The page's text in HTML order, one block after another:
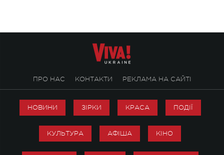
ПРО НАС КОНТАКТИ РЕКЛАМА НА САЙТІ
НОВИНИ ЗІРКИ КРАСА ПОДІЇ
КУЛЬТУРА АФІША КІНО